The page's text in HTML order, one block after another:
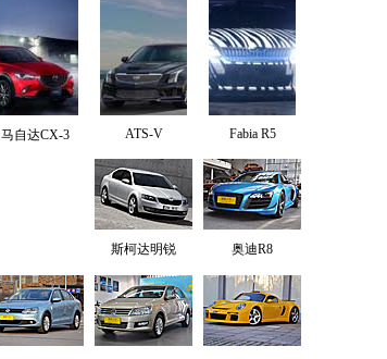
马自达CX-3 ATS-V Fabia R5
斯柯达明锐 奥迪R8